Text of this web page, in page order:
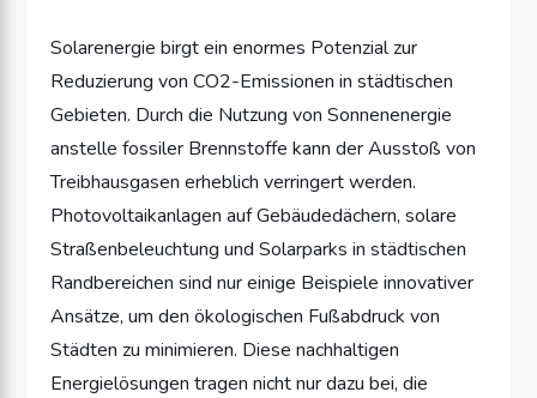
Solarenergie birgt ein enormes Potenzial zur
Reduzierung von CO2-Emissionen in städtischen
Gebieten. Durch die Nutzung von Sonnenenergie
anstelle fossiler Brennstoffe kann der Ausstoß von
Treibhausgasen erheblich verringert werden.
Photovoltaikanlagen auf Gebäudedächern, solare
Straßenbeleuchtung und Solarparks in städtischen
Randbereichen sind nur einige Beispiele innovativer
Ansätze, um den ökologischen Fußabdruck von
Städten zu minimieren. Diese nachhaltigen
Energielösungen tragen nicht nur dazu bei, die